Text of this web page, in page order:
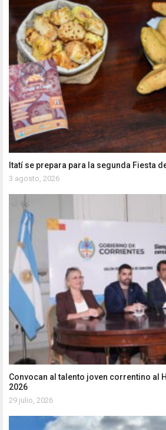
Itatí se prepara para la segunda Fiesta
3 agosto, 2026
Convocan al talento joven correntino al
2026
29 julio, 2026